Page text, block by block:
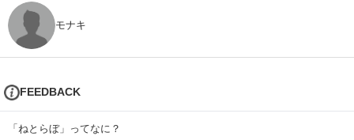
モナキ
FEEDBACK
「ねとらぼ」ってなに？